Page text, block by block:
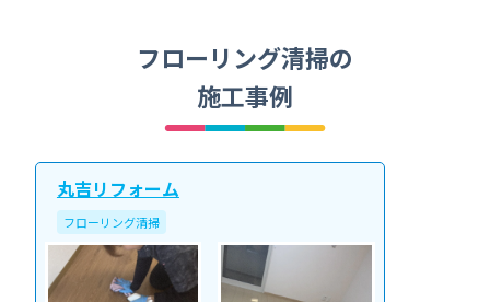
フローリング清掃の
施工事例
丸吉リフォーム
フローリング清掃